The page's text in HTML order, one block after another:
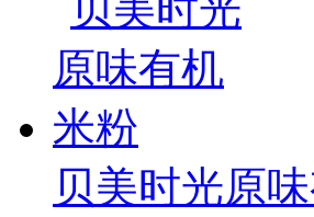
贝美时光原